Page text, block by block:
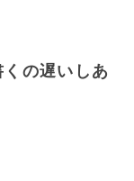
の遅いしあ